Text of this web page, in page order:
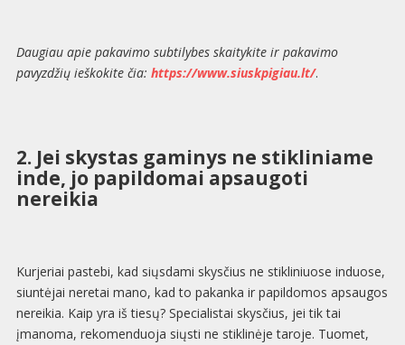
Daugiau apie pakavimo subtilybes skaitykite ir pakavimo
pavyzdžių ieškokite čia: https://www.siuskpigiau.lt/.
2. Jei skystas gaminys ne stikliniame
inde, jo papildomai apsaugoti
nereikia
Kurjeriai pastebi, kad siųsdami skysčius ne stikliniuose induose,
siuntėjai neretai mano, kad to pakanka ir papildomos apsaugos
nereikia. Kaip yra iš tiesų? Specialistai skysčius, jei tik tai
įmanoma, rekomenduoja siųsti ne stiklinėje taroje. Tuomet,